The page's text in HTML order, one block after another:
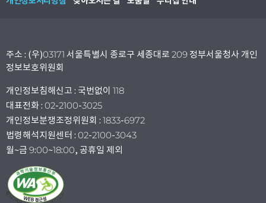
주소 : (우)03171 서울특별시 종로구 세종대로 209 정부서울청사 개인
정보보호위원회
개인정보침해신고 : 국번없이 118
대표전화 : 02-2100-3025
개인정보분쟁조정위원회 : 1833-6972
법령해석지원센터 : 02-2100-3043
월~금 9:00~18:00, 공휴일 제외